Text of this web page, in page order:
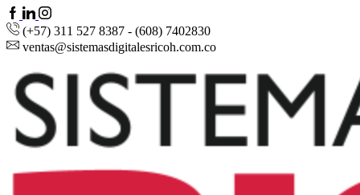
Facebook
Linkedin
Instagram
(+57) 311 527 8387 - (608) 7402830
ventas@sistemasdigitalesricoh.com.co